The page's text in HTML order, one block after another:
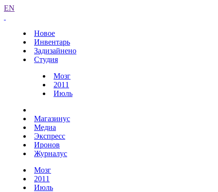
EN
Новое
Инвентарь
Задизайнено
Студия
Мозг
2011
Июль
Магазинус
Медиа
Экспресс
Иронов
Журналус
Мозг
2011
Июль